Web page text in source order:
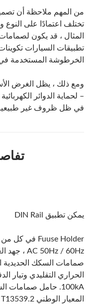
من المهم ملاحظة أن
تختلف اعتمادًا على
المثال ، قد يكون
تطبيقات السيارات
الخرطوشة المستخدمة في
ومع ذلك ، يظل الغرض
– لحماية الدوائر
في ظل ظروف غير
يمكن تطبيق DIN Rail
Fuuse Holder
صمامات السكك الحديدية
الحراري التقليدي وتيار